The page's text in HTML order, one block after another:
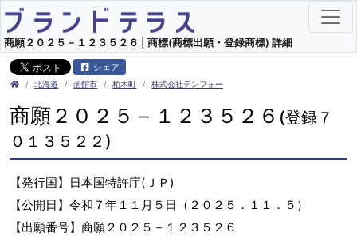
商願２０２５－１２３５２６ | 商標(商標出願・登録商標) 詳細
シェア
北海道 函館市 柏木町 株式会社テンフォー
商願２０２５－１２３５２６ (登録７
０１３５２２)
【発行国】日本国特許庁(ＪＰ)
【公開日】令和７年１１月５日（２０２５．１１．５）
【出願番号】商願２０２５－１２３５２６